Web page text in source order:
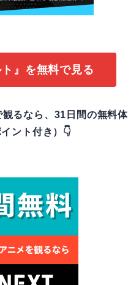
』を無料で見る
るなら、31日間の無料体
ント付き）👇